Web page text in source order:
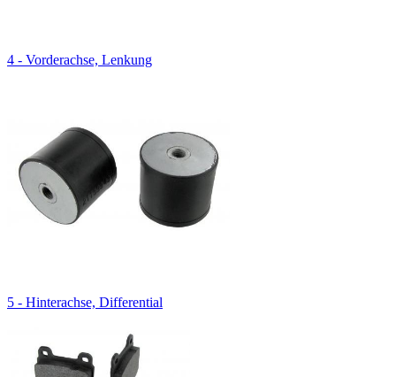
4 - Vorderachse, Lenkung
5 - Hinterachse, Differential